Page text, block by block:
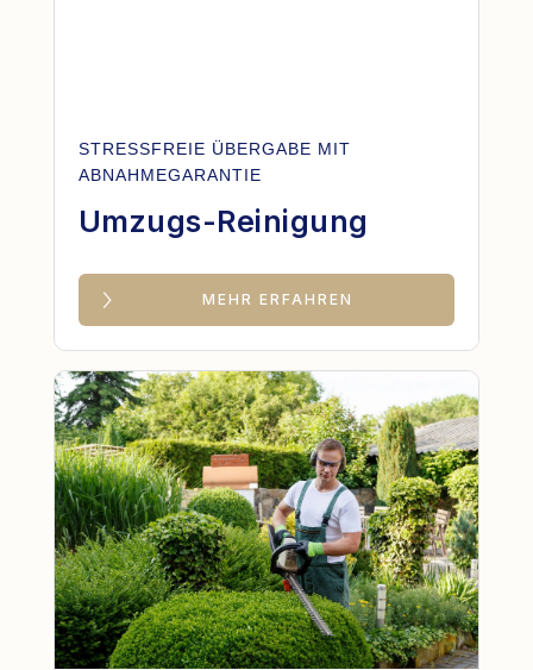
STRESSFREIE ÜBERGABE MIT
ABNAHMEGARANTIE
Umzugs-Reinigung
MEHR ERFAHREN